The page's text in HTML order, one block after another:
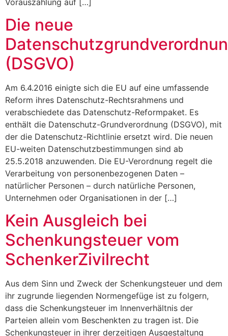
Die neue
(DSGVO)
Am 6.4.2016 einigte sich die EU auf eine umfassende
Reform ihres Datenschutz-Rechtsrahmens und
verabschiedete das Datenschutz-Reformpaket. Es
enthält die Datenschutz-Grundverordnung (DSGVO), mit
der die Datenschutz-Richtlinie ersetzt wird. Die neuen
EU-weiten Datenschutzbestimmungen sind ab
25.5.2018 anzuwenden. Die EU-Verordnung regelt die
Verarbeitung von personenbezogenen Daten –
natürlicher Personen – durch natürliche Personen,
Unternehmen oder Organisationen in der […]
Kein Ausgleich bei
Schenkungsteuer vom
SchenkerZivilrecht
Aus dem Sinn und Zweck der Schenkungsteuer und dem
ihr zugrunde liegenden Normengefüge ist zu folgern,
dass die Schenkungsteuer im Innenverhältnis der
Parteien allein vom Beschenkten zu tragen ist. Die
Schenkungsteuer in ihrer derzeitigen Ausgestaltung